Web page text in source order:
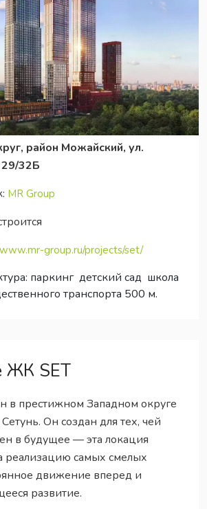
район Можайский, ул.
29/32Б
MR Group
group.ru/projects/set/
паркинг детский сад школа
транспорта 500 м.
ЖК SET
в престижном Западном округе
Он создан для тех, чей
в будущее — эта локация
реализацию самых смелых
движение вперед и
развитие.